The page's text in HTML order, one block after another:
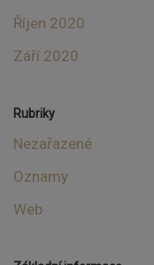
Říjen 2020
Září 2020
Rubriky
Nezařazené
Oznamy
Web